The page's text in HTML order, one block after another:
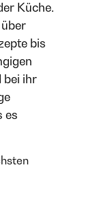
Küche.
bis
bei ihr
es